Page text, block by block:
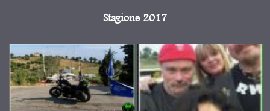
Stagione 2017